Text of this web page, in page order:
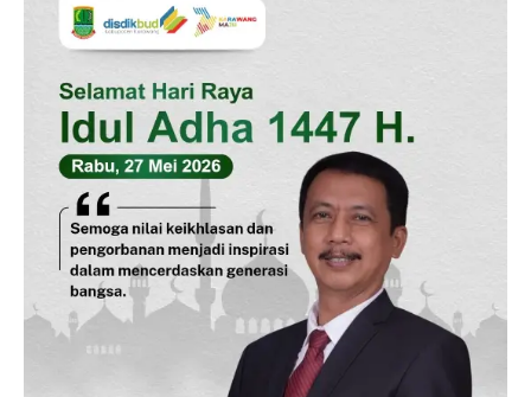
Disclaimer
Redaksi
Pedoman Media Siber
Tentang Kami
Indeks Berita